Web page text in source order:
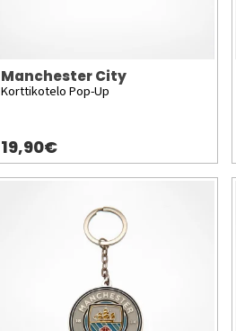
Manchester City
Korttikotelo Pop-Up
19,90€